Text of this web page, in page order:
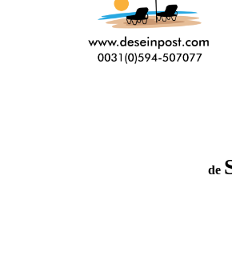
de